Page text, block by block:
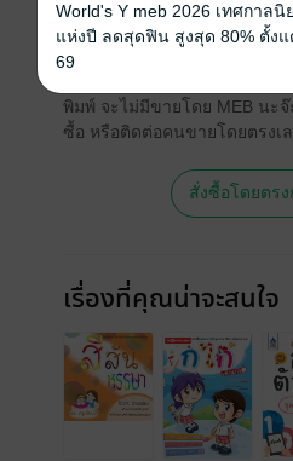
สนใจเวอร์ชันกระดา
พิมพ์ จะไม่มีขายโดย MEB นะจ๊
ซื้อ หรือติดต่อคนขายโดยตรงเล
สั่งซื้อโดยตรง
เรื่องที่คุณน่าจะสนใจ
World's Y meb 2026 เทศกาล
แห่งปี ลดสุดฟิน สูงสุด 80% ตั้ง
69